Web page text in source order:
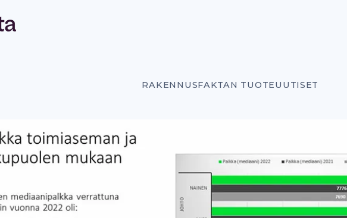
RAKENNUSFAKTAN TUOTEUUTISET